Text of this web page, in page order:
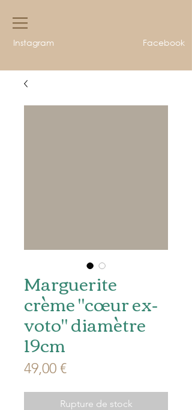
Instagram Facebook
Marguerite
crème "cœur ex-
voto" diamètre
19cm
49,00 €Prix
Rupture de stock